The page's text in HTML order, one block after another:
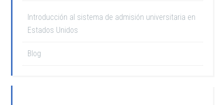
Introducción al sistema de admisión universitaria en
Estados Unidos
Blog